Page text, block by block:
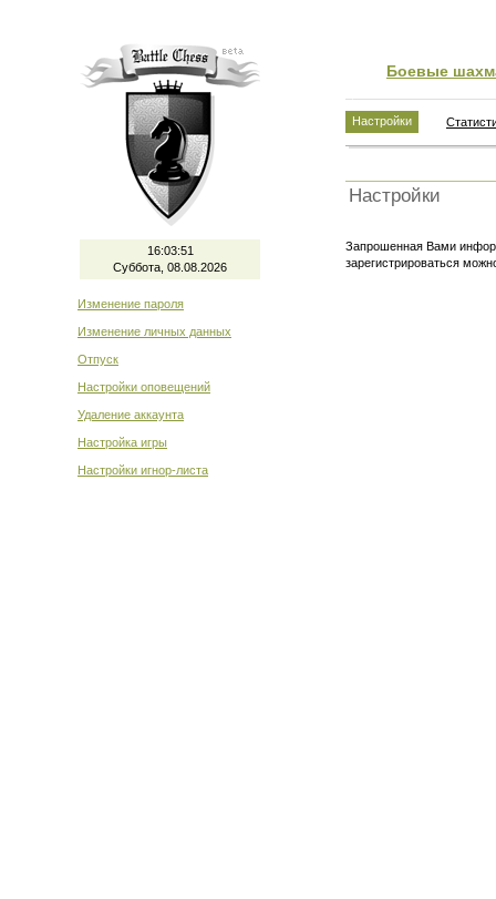
16:03:51
Суббота, 08.08.2026
Изменение пароля
Изменение личных данных
Отпуск
Настройки оповещений
Удаление аккаунта
Настройка игры
Настройки игнор-листа
Боевые
Настройки
Настройки
Запрошенная Вами
зарегистрироваться